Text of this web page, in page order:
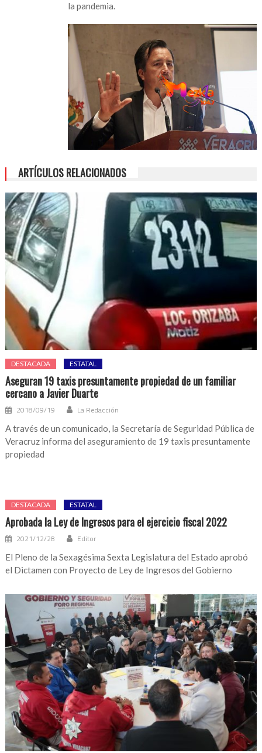
la pandemia.
ARTÍCULOS RELACIONADOS
DESTACADA ESTATAL
Aseguran 19 taxis presuntamente propiedad de un familiar
cercano a Javier Duarte
2018/09/19 La Redacción
A través de un comunicado, la Secretaría de Seguridad Pública de
Veracruz informa del aseguramiento de 19 taxis presuntamente
propiedad
DESTACADA ESTATAL
Aprobada la Ley de Ingresos para el ejercicio fiscal 2022
2021/12/28 Editor
El Pleno de la Sexagésima Sexta Legislatura del Estado aprobó
el Dictamen con Proyecto de Ley de Ingresos del Gobierno